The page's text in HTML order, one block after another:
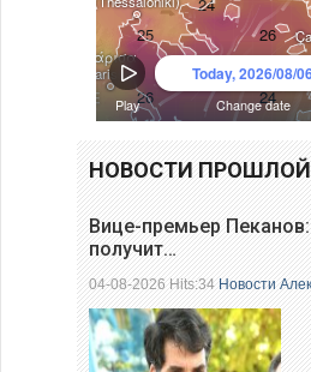
НОВОСТИ
Вице-премьер
получит…
04-08-2026 Hits:34Новости